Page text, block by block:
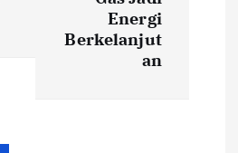
Energi
Berkelanjut
an